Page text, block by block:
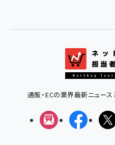
通販・ECの業界最新ニュー
メルマガ